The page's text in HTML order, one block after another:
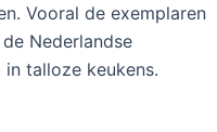
Vooral de exemplaren
Nederlandse
talloze keukens.